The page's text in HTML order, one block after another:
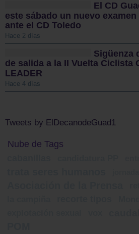
El CD
este sábado un nuevo
ante el CD Toledo
Hace 2 días
Sigüenza
de salida a la II Vuelta Ciclista
LEADER
Hace 4 días
Tweets by ElDecanodeGuad1
Nube de Tags